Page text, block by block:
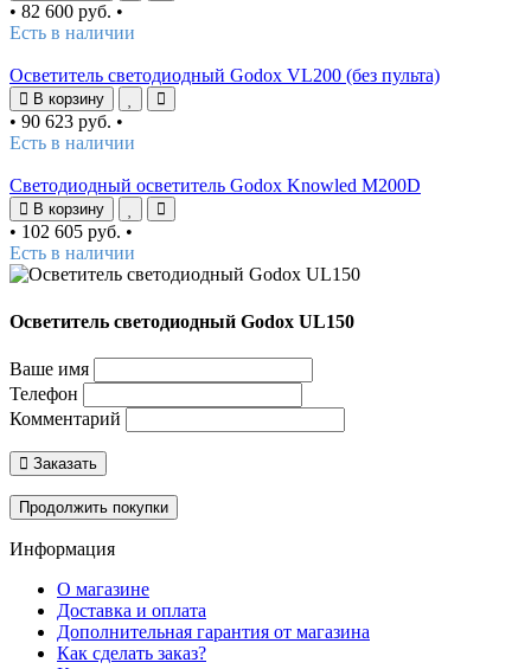
• 82 600 руб. •
Есть в наличии
Осветитель светодиодный Godox VL200 (без пульта)
В корзину
• 90 623 руб. •
Есть в наличии
Светодиодный осветитель Godox Knowled M200D
В корзину
• 102 605 руб. •
Есть в наличии
Осветитель светодиодный Godox UL150
Ваше имя
Телефон
Комментарий
Заказать
Продолжить покупки
Информация
О магазине
Доставка и оплата
Дополнительная гарантия от магазина
Как сделать заказ?